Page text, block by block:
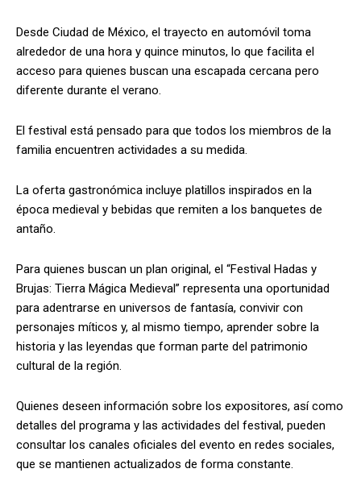
Desde Ciudad de México, el trayecto en automóvil toma
alrededor de una hora y quince minutos, lo que facilita el
acceso para quienes buscan una escapada cercana pero
diferente durante el verano.
El festival está pensado para que todos los miembros de la
familia encuentren actividades a su medida.
La oferta gastronómica incluye platillos inspirados en la
época medieval y bebidas que remiten a los banquetes de
antaño.
Para quienes buscan un plan original, el “Festival Hadas y
Brujas: Tierra Mágica Medieval” representa una oportunidad
para adentrarse en universos de fantasía, convivir con
personajes míticos y, al mismo tiempo, aprender sobre la
historia y las leyendas que forman parte del patrimonio
cultural de la región.
Quienes deseen información sobre los expositores, así como
detalles del programa y las actividades del festival, pueden
consultar los canales oficiales del evento en redes sociales,
que se mantienen actualizados de forma constante.